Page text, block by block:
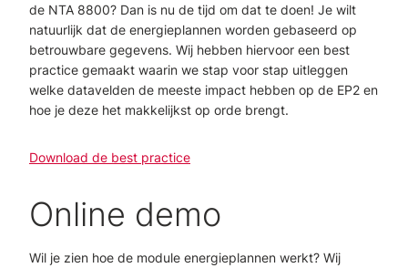
de NTA 8800? Dan is nu de tijd om dat te doen! Je wilt
natuurlijk dat de energieplannen worden gebaseerd op
betrouwbare gegevens. Wij hebben hiervoor een best
practice gemaakt waarin we stap voor stap uitleggen
welke datavelden de meeste impact hebben op de EP2 en
hoe je deze het makkelijkst op orde brengt.
Download de best practice
Online demo
Wil je zien hoe de module energieplannen werkt? Wij